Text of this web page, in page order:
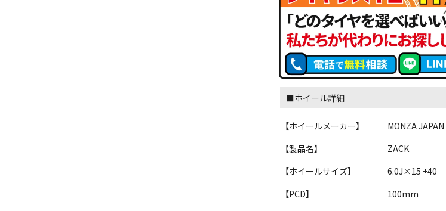
■ホイール詳細
【ホイールメーカー】
MONZA JAPAN
【製品名】
ZACK
【ホイールサイズ】
6.0J×15 +40
【PCD】
100mm